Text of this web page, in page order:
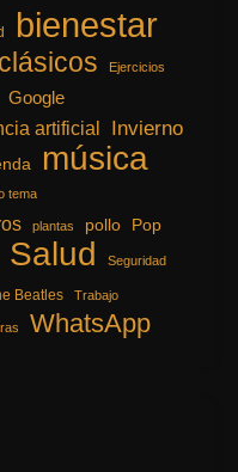
bienestar
clásicos Ejercicios
Google
artificial Invierno
música
tema
plantas pollo
Pop
Salud Seguridad
Beatles Trabajo
WhatsApp